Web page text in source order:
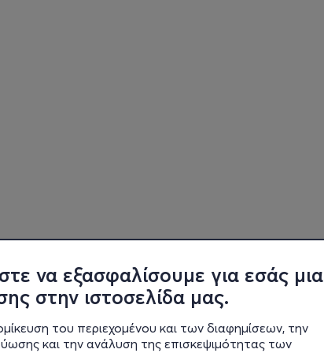
να εξασφαλίσουμε για εσάς μια
στην ιστοσελίδα μας.
του περιεχομένου και των διαφημίσεων, την
και την ανάλυση της επισκεψιμότητας των